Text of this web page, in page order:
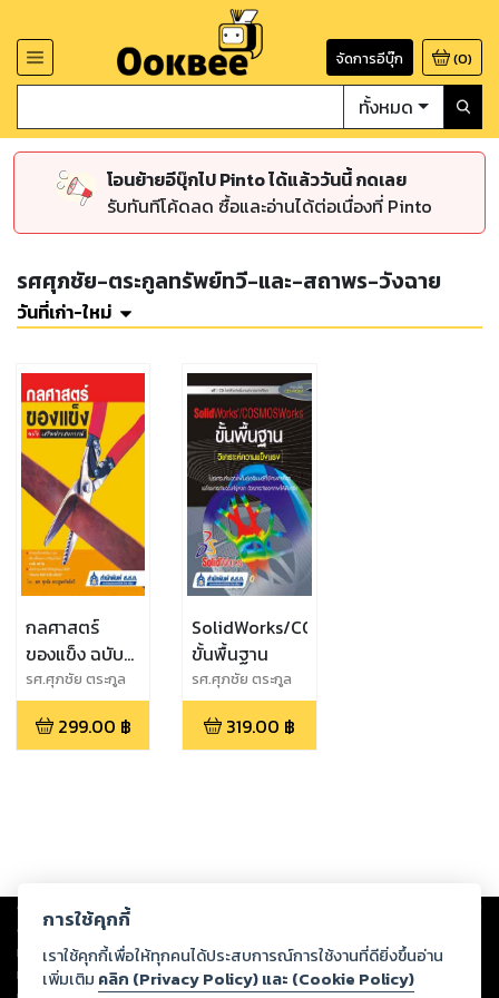
จัดการอีบุ๊ก (0)
ทั้งหมด
โอนย้ายอีบุ๊กไป Pinto ได้แล้ววันนี้ กดเลย
รับทันทีโค้ดลด ซื้อและอ่านได้ต่อเนื่องที่ Pinto
รศศุภชัย-ตระกูลทรัพย์ทวี-และ-สถาพร-วังฉาย
วันที่เก่า-ใหม่
กลศาสตร์
ของแข็ง ฉบับ
เสริม
ประสบการณ์
รศ.ศุภชัย ตระกูล
ทรัพย์ทวี และ
สถาพร วังฉาย
299.00 ฿
SolidWorks/COSMOSWorks
ขั้นพื้นฐาน
รศ.ศุภชัย ตระกูล
ทรัพย์ทวี และ
สถาพร วังฉาย
319.00 ฿
Copyright © 2026
ต่อผลงานหรือเนื้อหาใดที่อัปโหลดผ่านเว็บไซต์และปรากฏว่าละเมิดสิทธิใน
ทรัพย์สินทางปัญญาของบุคคลอื่นหรือขัดต่อกฎหมายและศีลธรรม ดังนั้น ผู้อ่าน
ทุกท่านโปรดใช้วิจารณญาณในการกลั่นกรองด้วยตนเอง และหากท่านพบว่าส่วน
การใช้คุกกี้
เราใช้คุกกี้เพื่อให้ทุกคนได้ประสบการณ์การใช้งานที่ดียิ่งขึ้นอ่าน
เพิ่มเติม คลิก (Privacy Policy) และ (Cookie Policy)